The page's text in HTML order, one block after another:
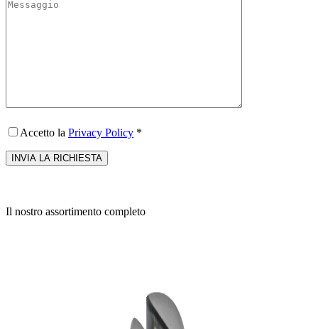
Accetto la Privacy Policy *
Il nostro assortimento completo